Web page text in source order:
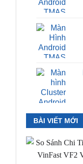
BÀI VIẾT MỚI